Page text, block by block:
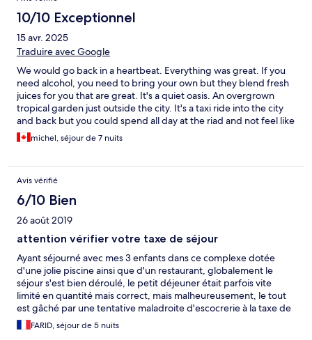
10/10 Exceptionnel
15 avr. 2025
Traduire avec Google
We would go back in a heartbeat. Everything was great. If you
need alcohol, you need to bring your own but they blend fresh
juices for you that are great. It's a quiet oasis. An overgrown
tropical garden just outside the city. It's a taxi ride into the city
and back but you could spend all day at the riad and not feel like
you're missing anything. The staff is warm, inviting and
authentic.
michel, séjour de 7 nuits
Avis vérifié
6/10 Bien
26 août 2019
attention vérifier votre taxe de séjour
Ayant séjourné avec mes 3 enfants dans ce complexe dotée
d'une jolie piscine ainsi que d'un restaurant, globalement le
séjour s'est bien déroulé, le petit déjeuner était parfois vite
limité en quantité mais correct, mais malheureusement, le tout
est gâché par une tentative maladroite d'escocrerie à la taxe de
séjour, en effet celle-ci ne s'applique que pour les adultes et
enfants de plus de 13 ans, néanmoins on aura essayé de me faire
FARID, séjour de 5 nuits